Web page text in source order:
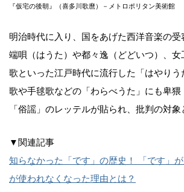
『仮宅の後朝』（喜多川歌麿）－メトロポリタン美術館
明治時代に入り、国をあげた西洋音楽の受
端唄（はうた）や都々逸（どどいつ）、
歌といった江戸時代に流行した「はやりう
歌や手毬歌などの「わらべうた」にも卑猥
「俗謡」のレッテルが貼られ、批判の対象
▼関連記事
知らなかった「です」の歴史！ 「です」が
が使われなくなった理由とは？